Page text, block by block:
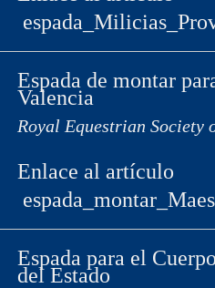
Espada de montar
Valencia
Royal Equestrian Society
Enlace al artículo
Espada para el
del Estado